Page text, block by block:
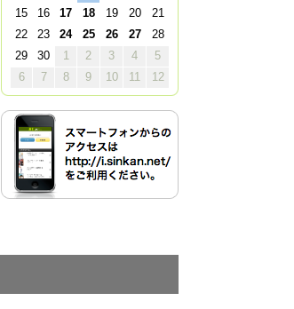
15
16 17 18 19 20
21
22
23 24 25 26 27
28
29
30 1 2 3 4
5
6
7 8 9 10 11 12